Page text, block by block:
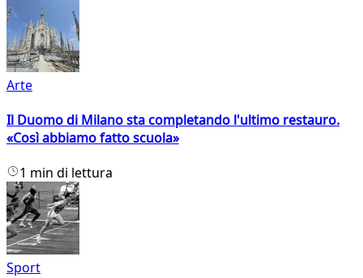
Arte
Il Duomo di Milano sta completando l'ultimo restauro.
«Così abbiamo fatto scuola»
1 min di lettura
Sport